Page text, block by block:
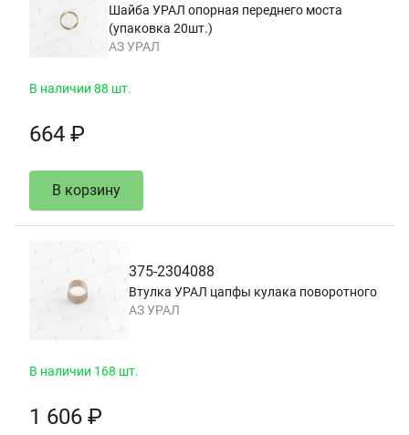
Шайба УРАЛ опорная переднего моста
(упаковка 20шт.)
АЗ УРАЛ
В наличии 88 шт.
664 ₽
В корзину
375-2304088
Втулка УРАЛ цапфы кулака поворотного
АЗ УРАЛ
В наличии 168 шт.
1 606 ₽